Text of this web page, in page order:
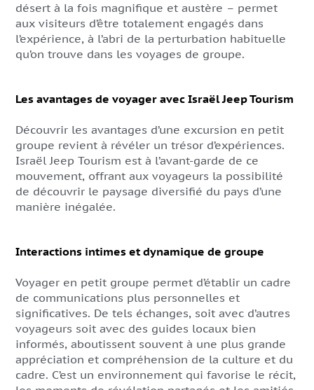
désert à la fois magnifique et austère – permet
aux visiteurs d’être totalement engagés dans
l’expérience, à l’abri de la perturbation habituelle
qu’on trouve dans les voyages de groupe.
Les avantages de voyager avec Israël Jeep Tourism
Découvrir les avantages d’une excursion en petit
groupe revient à révéler un trésor d’expériences.
Israël Jeep Tourism est à l’avant-garde de ce
mouvement, offrant aux voyageurs la possibilité
de découvrir le paysage diversifié du pays d’une
manière inégalée.
Interactions intimes et dynamique de groupe
Voyager en petit groupe permet d’établir un cadre
de communications plus personnelles et
significatives. De tels échanges, soit avec d’autres
voyageurs soit avec des guides locaux bien
informés, aboutissent souvent à une plus grande
appréciation et compréhension de la culture et du
cadre. C’est un environnement qui favorise le récit,